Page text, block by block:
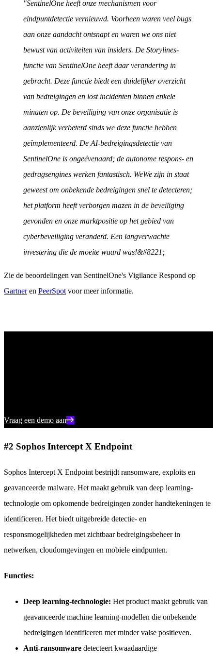
"SentinelOne heeft onze mechanismen voor
eindpuntdetectie vernieuwd. Voorheen waren veel bugs
aan onze aandacht ontsnapt en waren we ons niet
bewust van activiteiten van insiders. De Storylines-
functie van SentinelOne heeft daar verandering in
gebracht. Deze functie biedt een duidelijker overzicht
van bedreigingen en lost incidenten binnen enkele
minuten op. De beveiliging van onze organisatie is
aanzienlijk verbeterd sinds we deze functie hebben
geïmplementeerd. De AI-bedreigingsdetectie van
SentinelOne is ongeëvenaard; de autonome respons- en
gedragsengines werken fantastisch. WeWe zijn in staat
geweest om onbekende bedreigingen snel te detecteren;
het platform heeft verborgen mazen in de beveiliging
gevonden en onze marktpositie op het gebied van
cyberbeveiliging veranderd. Een langverwachte
investering die de moeite waard was!&#8221;
Zie de beoordelingen van SentinelOne's Vigilance Respond op
Gartneren PeerSpot voor meer informatie.
Vraag een demo aan
#2 Sophos Intercept X Endpoint
Sophos Intercept X Endpoint bestrijdt ransomware, exploits en
geavanceerde malware. Het maakt gebruik van deep learning-
technologie om opkomende bedreigingen zonder handtekeningen te
identificeren. Het biedt uitgebreide detectie- en
responsmogelijkheden met zichtbaar bedreigingsbeheer in
netwerken, cloudomgevingen en mobiele eindpunten.
Functies:
Deep learning-technologie: Het product maakt gebruik van
geavanceerde machine learning-modellen die onbekende
bedreigingen identificeren met minder valse positieven.
Anti-ransomware detecteert kwaadaardige